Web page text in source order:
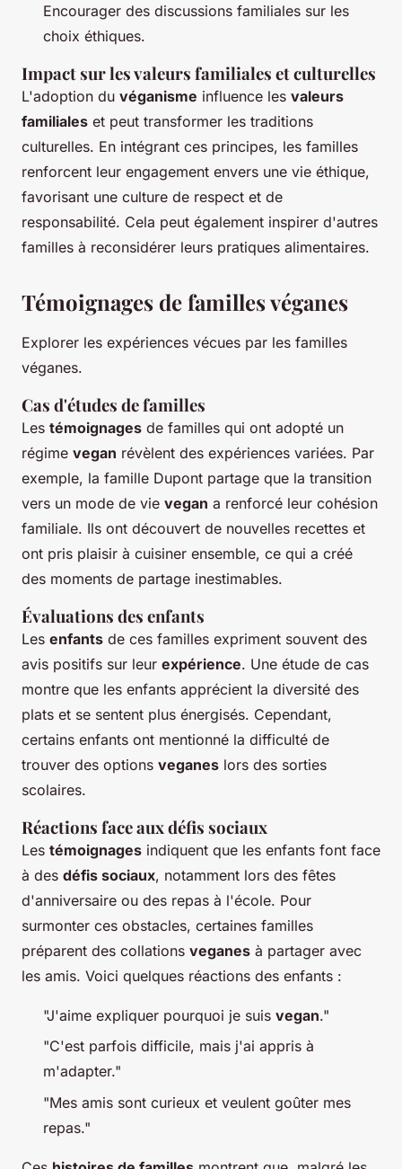
Encourager des discussions familiales sur les
choix éthiques.
Impact sur les valeurs familiales et culturelles
L'adoption du véganisme influence les valeurs
familiales et peut transformer les traditions
culturelles. En intégrant ces principes, les familles
renforcent leur engagement envers une vie éthique,
favorisant une culture de respect et de
responsabilité. Cela peut également inspirer d'autres
familles à reconsidérer leurs pratiques alimentaires.
Témoignages de familles véganes
Explorer les expériences vécues par les familles
véganes.
Cas d'études de familles
Les témoignages de familles qui ont adopté un
régime vegan révèlent des expériences variées. Par
exemple, la famille Dupont partage que la transition
vers un mode de vie vegan a renforcé leur cohésion
familiale. Ils ont découvert de nouvelles recettes et
ont pris plaisir à cuisiner ensemble, ce qui a créé
des moments de partage inestimables.
Évaluations des enfants
Les enfants de ces familles expriment souvent des
avis positifs sur leur expérience. Une étude de cas
montre que les enfants apprécient la diversité des
plats et se sentent plus énergisés. Cependant,
certains enfants ont mentionné la difficulté de
trouver des options veganes lors des sorties
scolaires.
Réactions face aux défis sociaux
Les témoignages indiquent que les enfants font face
à des défis sociaux, notamment lors des fêtes
d'anniversaire ou des repas à l'école. Pour
surmonter ces obstacles, certaines familles
préparent des collations veganes à partager avec
les amis. Voici quelques réactions des enfants :
"J'aime expliquer pourquoi je suis vegan."
"C'est parfois difficile, mais j'ai appris à
m'adapter."
"Mes amis sont curieux et veulent goûter mes
repas."